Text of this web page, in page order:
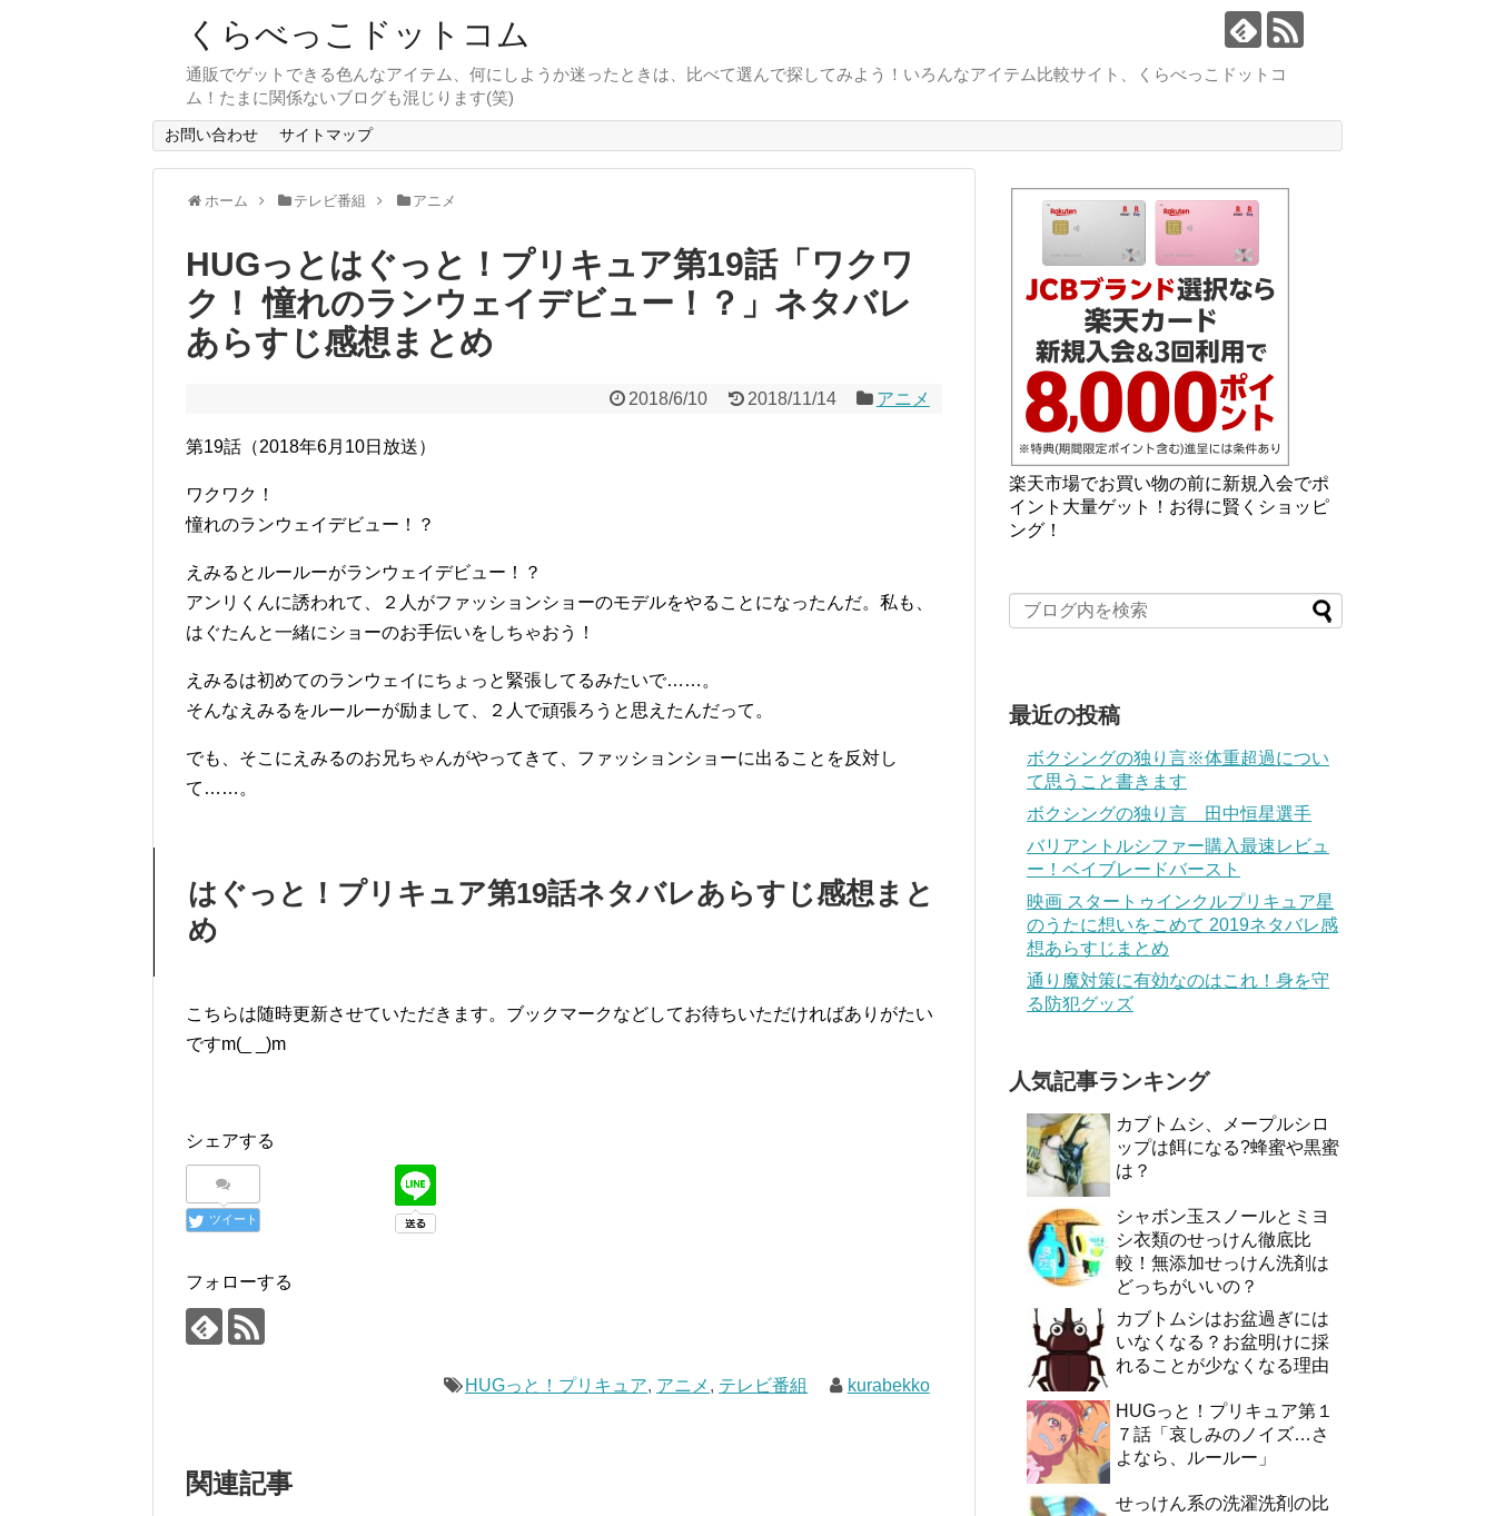
くらべっこドットコム
通販でゲットできる色んなアイテム、何にしようか迷ったときは、比べて選んで探してみよう！いろんなアイテム比較サイト、くらべっこドットコ
ム！たまに関係ないブログも混じります(笑)
お問い合わせ サイトマップ
ホーム テレビ番組 アニメ
HUGっとはぐっと！プリキュア第19話「ワクワ
ク！ 憧れのランウェイデビュー！？」ネタバレ
あらすじ感想まとめ
2018/6/10 2018/11/14 アニメ
第19話（2018年6月10日放送）
ワクワク！
憧れのランウェイデビュー！？
えみるとルールーがランウェイデビュー！？
アンリくんに誘われて、２人がファッションショーのモデルをやることになったんだ。私も、
はぐたんと一緒にショーのお手伝いをしちゃおう！
えみるは初めてのランウェイにちょっと緊張してるみたいで……。
そんなえみるをルールーが励まして、２人で頑張ろうと思えたんだって。
でも、そこにえみるのお兄ちゃんがやってきて、ファッションショーに出ることを反対し
て……。
はぐっと！プリキュア第19話ネタバレあらすじ感想まと
め
こちらは随時更新させていただきます。ブックマークなどしてお待ちいただければありがたい
ですm(_ _)m
シェアする
ツイート
フォローする
HUGっと！プリキュア, アニメ , テレビ番組 kurabekko
関連記事
楽天市場でお買い物の前に新規入会でポ
イント大量ゲット！お得に賢くショッピ
ング！
最近の投稿
ボクシングの独り言※体重超過につい
て思うこと書きます
ボクシングの独り言 田中恒星選手
バリアントルシファー購入最速レビュ
ー！ベイブレードバースト
映画 スタートゥインクルプリキュア星
のうたに想いをこめて 2019ネタバレ感
想あらすじまとめ
通り魔対策に有効なのはこれ！身を守
る防犯グッズ
人気記事ランキング
カブトムシ、メープルシロ
ップは餌になる?蜂蜜や黒蜜
は？
シャボン玉スノールとミヨ
シ衣類のせっけん徹底比
較！無添加せっけん洗剤は
どっちがいいの？
カブトムシはお盆過ぎには
いなくなる？お盆明けに採
れることが少なくなる理由
HUGっと！プリキュア第１
７話「哀しみのノイズ…さ
よなら、ルールー」
せっけん系の洗濯洗剤の比